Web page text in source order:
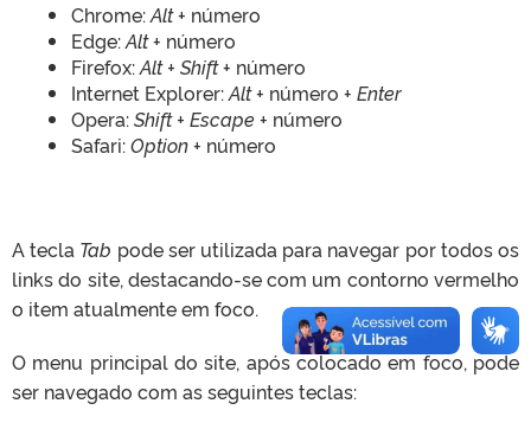
Chrome:Alt+ número
Edge:Alt+ número
Firefox:Alt + Shift+ número
Internet Explorer:Alt+ número + Enter
Opera:Shift + Escape+ número
Safari:Option+ número
A tecla Tab pode ser utilizada para navegar por todos os
links do site, destacando-se com um contorno vermelho
o item atualmente em foco.
O menu principal do site, após colocado em foco, pode
ser navegado com as seguintes teclas: